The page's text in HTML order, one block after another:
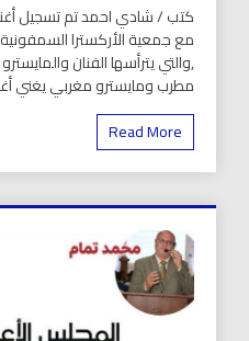
كتب / شادي احمد تم تسجيل
مع جمعية الأركسترا
,والتي يترأسها الفنان
مطرب ومايسترو مغربي يغني
Read More